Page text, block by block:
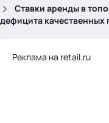
Ставки аренды в
дефицита качественных
Реклама на retail.ru